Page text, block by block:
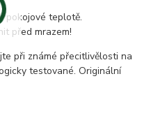
pokojové teplotě.
před mrazem!
při známé přecitlivělosti na
testované. Originální